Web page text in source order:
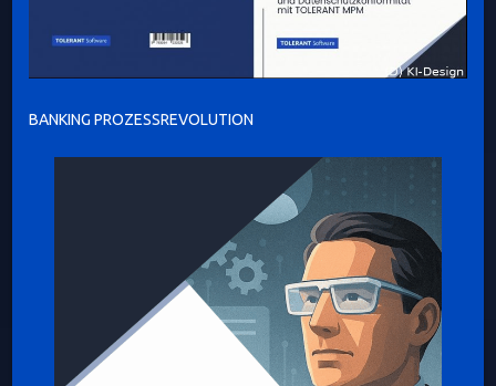
BANKING PROZESSREVOLUTION